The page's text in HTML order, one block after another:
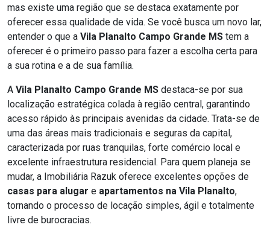
mas existe uma região que se destaca exatamente por
oferecer essa qualidade de vida. Se você busca um novo lar,
entender o que a Vila Planalto Campo Grande MS tem a
oferecer é o primeiro passo para fazer a escolha certa para
a sua rotina e a de sua família.
A Vila Planalto Campo Grande MS destaca-se por sua
localização estratégica colada à região central, garantindo
acesso rápido às principais avenidas da cidade. Trata-se de
uma das áreas mais tradicionais e seguras da capital,
caracterizada por ruas tranquilas, forte comércio local e
excelente infraestrutura residencial. Para quem planeja se
mudar, a Imobiliária Razuk oferece excelentes opções de
casas para alugar e apartamentos na Vila Planalto,
tornando o processo de locação simples, ágil e totalmente
livre de burocracias.